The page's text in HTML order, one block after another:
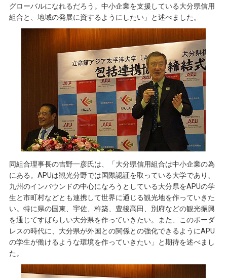
グローバルになれるだろう。中小企業を支援している大分県信用
組合と、地域の発展に資するようにしたい」と述べました。
同組合理事長の吉野一彦氏は、「大分県信用組合は中小企業の為
にある。APUは観光分野では国際認証を取っている大学であり、
九州のインバウンドの中心になろうとしている大分県をAPUの学
生と市町村などとも連携して世界に通じる観光地を作っていきた
い。特に県の国東、宇佐、杵築、豊後高田、別府などの観光振興
を通じてすばらしい大分県を作っていきたい。また、このボーダ
レスの時代に、大分県が外国との関係との強化できるようにAPU
の学生が働けるような環境を作っていきたい」と期待を述べまし
た。